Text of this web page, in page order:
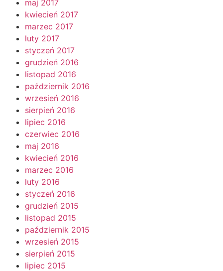
maj 2017
kwiecień 2017
marzec 2017
luty 2017
styczeń 2017
grudzień 2016
listopad 2016
październik 2016
wrzesień 2016
sierpień 2016
lipiec 2016
czerwiec 2016
maj 2016
kwiecień 2016
marzec 2016
luty 2016
styczeń 2016
grudzień 2015
listopad 2015
październik 2015
wrzesień 2015
sierpień 2015
lipiec 2015